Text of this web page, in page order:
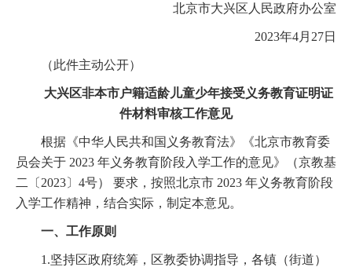
北京市大兴区人民政府办公室
2023年4月27日
（此件主动公开）
大兴区非本市户籍适龄儿童少年接受义务教育证明证
件材料审核工作意见
根据《中华人民共和国义务教育法》《北京市教育委
员会关于 2023 年义务教育阶段入学工作的意见》（京教基
二〔2023〕4号） 要求，按照北京市 2023 年义务教育阶段
入学工作精神，结合实际，制定本意见。
一、工作原则
1.坚持区政府统筹，区教委协调指导，各镇（街道）